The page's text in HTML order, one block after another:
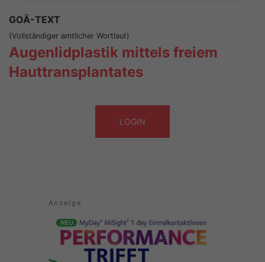
GOÄ-TEXT
(Vollständiger amtlicher Wortlaut)
Augenlidplastik mittels freiem
Hauttransplantates
LOGIN